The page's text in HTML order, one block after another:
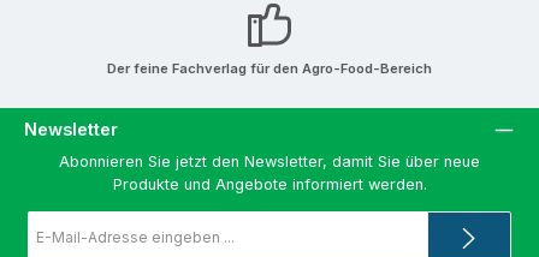
Der feine Fachverlag für den Agro-Food-Bereich
Newsletter
Abonnieren Sie jetzt den Newsletter, damit Sie über neue
Produkte und Angebote informiert werden.
Mail-